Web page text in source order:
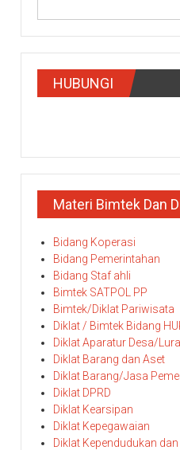
HUBUNGI
Materi Bimtek Dan
Bidang Koperasi
Bidang Pemerintahan
Bidang Staf ahli
Bimtek SATPOL PP
Bimtek/Diklat Pariwisata
Diklat / Bimtek Bidang
Diklat Aparatur Desa/
Diklat Barang dan Aset
Diklat Barang/Jasa
Diklat DPRD
Diklat Kearsipan
Diklat Kepegawaian
Diklat Kependudukan dan